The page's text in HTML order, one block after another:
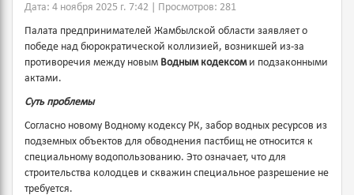
Дата: 4 ноября 2025 г. 7:42 | Просмотров: 281
Палата предпринимателей Жамбылской области заявляет о
победе над бюрократической коллизией, возникшей из-за
противоречия между новым Водным кодексоми подзаконными
актами.
Суть проблемы
Согласно новому Водному кодексу РК, забор водных ресурсов из
подземных объектов для обводнения пастбищ не относится к
специальному водопользованию. Это означает, что для
строительства колодцев и скважин специальное разрешение не
требуется.